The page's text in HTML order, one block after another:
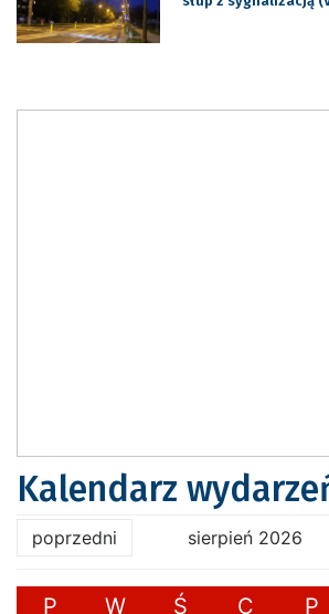
Kalendarz
poprzedni sierpień 2026
P W Ś C P